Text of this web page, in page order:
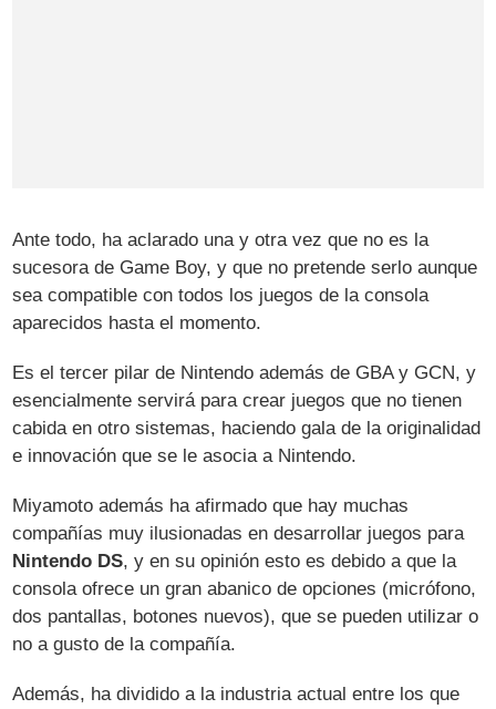
Ante todo, ha aclarado una y otra vez que no es la
sucesora de Game Boy, y que no pretende serlo aunque
sea compatible con todos los juegos de la consola
aparecidos hasta el momento.
Es el tercer pilar de Nintendo además de GBA y GCN, y
esencialmente servirá para crear juegos que no tienen
cabida en otro sistemas, haciendo gala de la originalidad
e innovación que se le asocia a Nintendo.
Miyamoto además ha afirmado que hay muchas
compañías muy ilusionadas en desarrollar juegos para
Nintendo DS, y en su opinión esto es debido a que la
consola ofrece un gran abanico de opciones (micrófono,
dos pantallas, botones nuevos), que se pueden utilizar o
no a gusto de la compañía.
Además, ha dividido a la industria actual entre los que